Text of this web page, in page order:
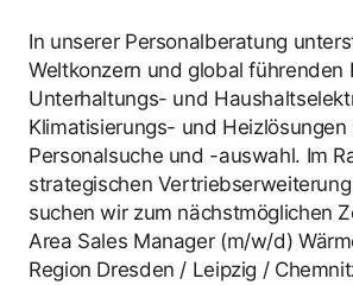
In unserer Personalberatung
Weltkonzern und global führenden
Unterhaltungs- und
Klimatisierungs- und
Personalsuche und -auswahl. Im
strategischen
suchen wir zum nächstmöglichen
Area Sales Manager (m/w/d)
Region Dresden / Leipzig /